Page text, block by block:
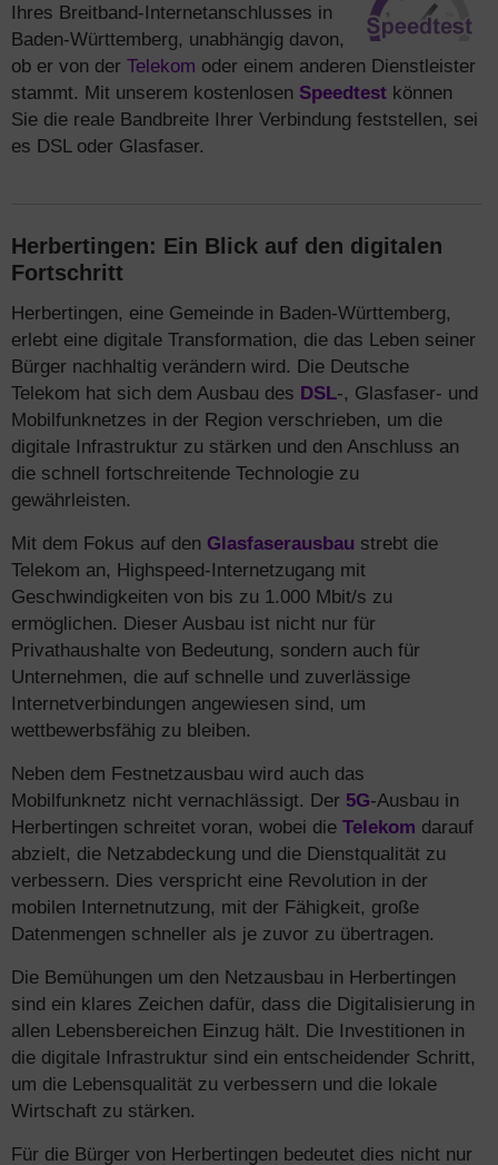
Ihres Breitband-Internetanschlusses in
Baden-Württemberg, unabhängig davon,
ob er von der Telekom oder einem anderen Dienstleister
stammt. Mit unserem kostenlosen Speedtest können
Sie die reale Bandbreite Ihrer Verbindung feststellen, sei
es DSL oder Glasfaser.
Herbertingen: Ein Blick auf den digitalen
Fortschritt
Herbertingen, eine Gemeinde in Baden-Württemberg,
erlebt eine digitale Transformation, die das Leben seiner
Bürger nachhaltig verändern wird. Die Deutsche
Telekom hat sich dem Ausbau des DSL-, Glasfaser- und
Mobilfunknetzes in der Region verschrieben, um die
digitale Infrastruktur zu stärken und den Anschluss an
die schnell fortschreitende Technologie zu
gewährleisten.
Mit dem Fokus auf den Glasfaserausbau strebt die
Telekom an, Highspeed-Internetzugang mit
Geschwindigkeiten von bis zu 1.000 Mbit/s zu
ermöglichen. Dieser Ausbau ist nicht nur für
Privathaushalte von Bedeutung, sondern auch für
Unternehmen, die auf schnelle und zuverlässige
Internetverbindungen angewiesen sind, um
wettbewerbsfähig zu bleiben.
Neben dem Festnetzausbau wird auch das
Mobilfunknetz nicht vernachlässigt. Der 5G-Ausbau in
Herbertingen schreitet voran, wobei die Telekom darauf
abzielt, die Netzabdeckung und die Dienstqualität zu
verbessern. Dies verspricht eine Revolution in der
mobilen Internetnutzung, mit der Fähigkeit, große
Datenmengen schneller als je zuvor zu übertragen.
Die Bemühungen um den Netzausbau in Herbertingen
sind ein klares Zeichen dafür, dass die Digitalisierung in
allen Lebensbereichen Einzug hält. Die Investitionen in
die digitale Infrastruktur sind ein entscheidender Schritt,
um die Lebensqualität zu verbessern und die lokale
Wirtschaft zu stärken.
Für die Bürger von Herbertingen bedeutet dies nicht nur